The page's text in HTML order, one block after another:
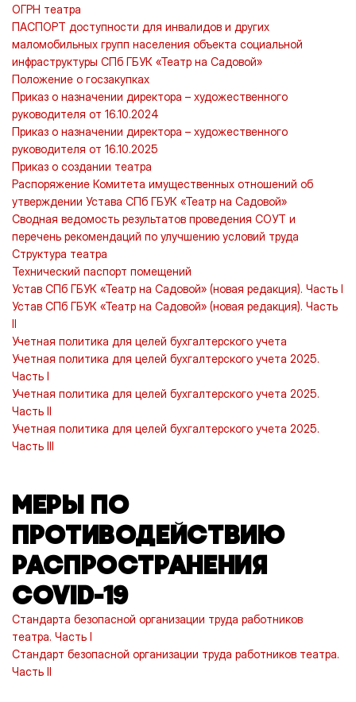
ОГРН театра
ПАСПОРТ доступности для инвалидов и других
маломобильных групп населения объекта социальной
инфраструктуры СПб ГБУК «Театр на Садовой»
Положение о госзакупках
Приказ о назначении директора – художественного
руководителя от 16.10.2024
Приказ о назначении директора – художественного
руководителя от 16.10.2025
Приказ о создании театра
Распоряжение Комитета имущественных отношений об
утверждении Устава СПб ГБУК «Театр на Садовой»
Сводная ведомость результатов проведения СОУТ и
перечень рекомендаций по улучшению условий труда
Структура театра
Технический паспорт помещений
Устав СПб ГБУК «Театр на Садовой» (новая редакция). Часть I
Устав СПб ГБУК «Театр на Садовой» (новая редакция). Часть
II
Учетная политика для целей бухгалтерского учета
Учетная политика для целей бухгалтерского учета 2025.
Часть I
Учетная политика для целей бухгалтерского учета 2025.
Часть II
Учетная политика для целей бухгалтерского учета 2025.
Часть III
МЕРЫ ПО
ПРОТИВОДЕЙСТВИЮ
РАСПРОСТРАНЕНИЯ
COVID-19
Стандарта безопасной организации труда работников
театра. Часть I
Стандарт безопасной организации труда работников театра.
Часть II